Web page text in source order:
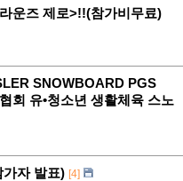
운즈 제로>!!(참가비무료)
SNOWBOARD PGS
회 유•청소년 생활체육 스노
가자 발표) [4]